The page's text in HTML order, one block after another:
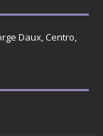
Daux, Centro,